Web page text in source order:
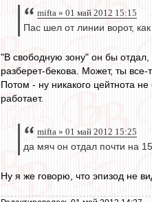
mifta » 01 май 2012 15:15
Пас шел от линии ворот,
"В свободную зону" он бы
разберет-бекова. Может, ты
Потом - ну никакого цейтнота
работает.
mifta » 01 май 2012 15:25
да мяч он отдал почти на
Ну я же говорю, что эпизод не